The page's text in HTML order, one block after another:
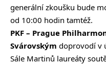
generální zkoušku bude
od 10:00 hodin tamtéž.
PKF – Prague
Svárovským doprovodí v
Sále Martinů laureáty